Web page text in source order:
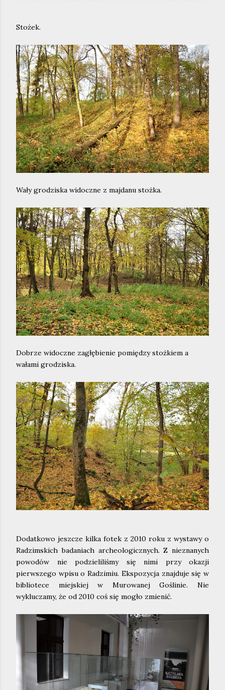
Stożek.
Wały grodziska widoczne z majdanu stożka.
Dobrze widoczne zagłębienie pomiędzy stożkiem a
wałami grodziska.
Dodatkowo jeszcze kilka fotek z 2010 roku z wystawy o
Radzimskich badaniach archeologicznych. Z nieznanych
powodów nie podzieliliśmy się nimi przy okazji
pierwszego wpisu o Radzimiu. Ekspozycja znajduje się w
bibliotece miejskiej w Murowanej Goślinie. Nie
wykluczamy, że od 2010 coś się mogło zmienić.